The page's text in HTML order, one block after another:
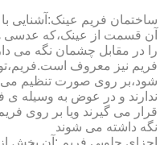
ساختمان فریم عینک:آشنایی
آن قسمت از عینک،که عدسی
را در مقابل چشمان نگه می
فریم نیز معروف
شود،بر روی صورت تنظیم می
ندارند و در عوض به وسیله
قرار می گیرند ویا بر روی
نگه داشته می شوند